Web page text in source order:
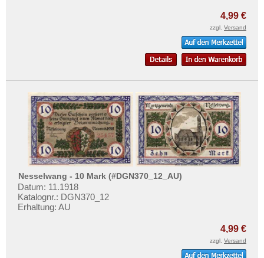
4,99 €
zzgl. Versand
Nesselwang - 10 Mark (#DGN370_12_AU)
Datum: 11.1918
Katalognr.: DGN370_12
Erhaltung: AU
4,99 €
zzgl. Versand